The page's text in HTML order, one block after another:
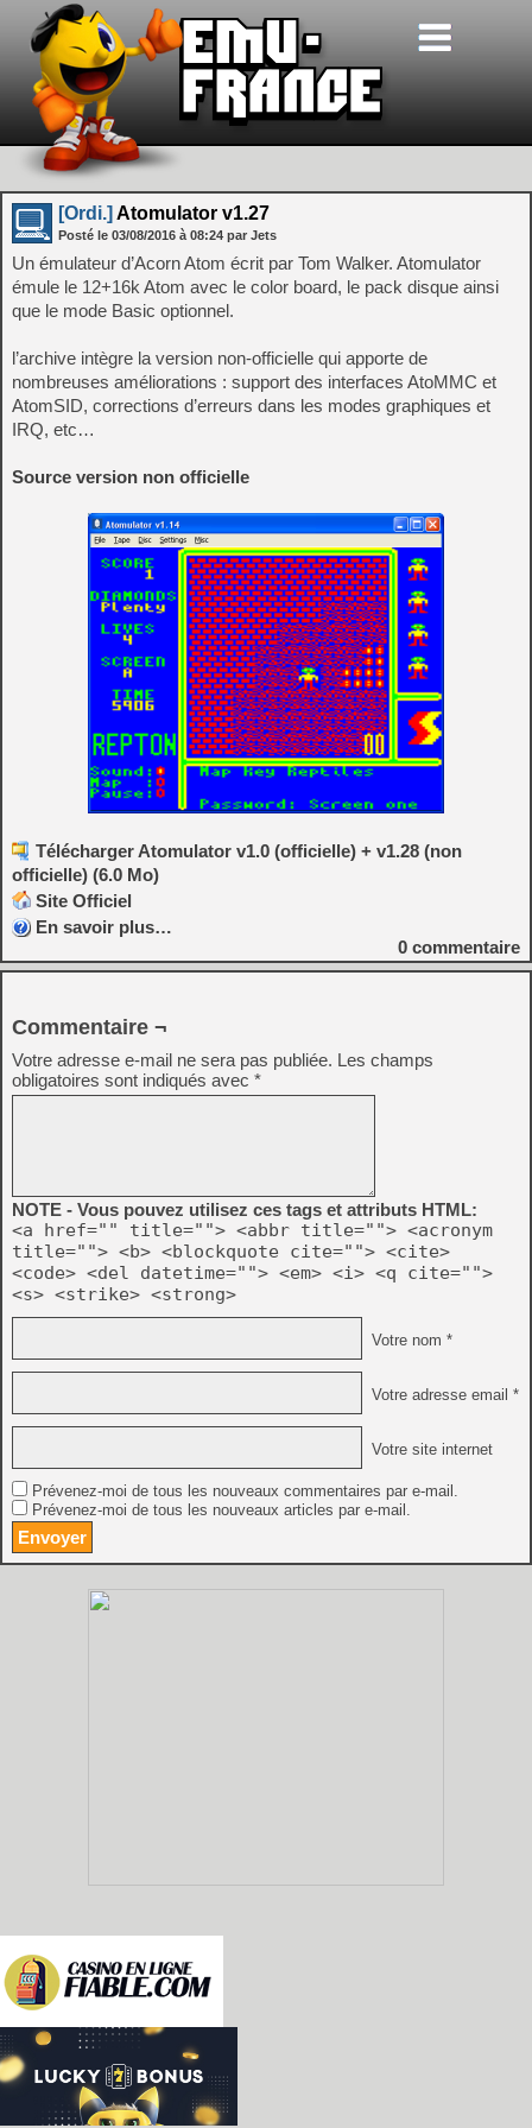
[Ordi.] Atomulator v1.27
Posté le 03/08/2016 à 08:24 par Jets
Un émulateur d’Acorn Atom écrit par Tom Walker. Atomulator
émule le 12+16k Atom avec le color board, le pack disque ainsi
que le mode Basic optionnel.
l’archive intègre la version non-officielle qui apporte de
nombreuses améliorations : support des interfaces AtoMMC et
AtomSID, corrections d’erreurs dans les modes graphiques et
IRQ, etc…
Source version non officielle
Télécharger Atomulator v1.0 (officielle) + v1.28 (non
officielle) (6.0 Mo)
Site Officiel
En savoir plus…
0 commentaire
Commentaire ¬
Votre adresse e-mail ne sera pas publiée. Les champs
obligatoires sont indiqués avec *
NOTE - Vous pouvez utilisez ces tags et attributs HTML:
<a href="" title=""> <abbr title=""> <acronym
title=""> <b> <blockquote cite=""> <cite>
<code> <del datetime=""> <em> <i> <q cite="">
<s> <strike> <strong>
Votre nom *
Votre adresse email *
Votre site internet
Prévenez-moi de tous les nouveaux commentaires par e-mail.
Prévenez-moi de tous les nouveaux articles par e-mail.